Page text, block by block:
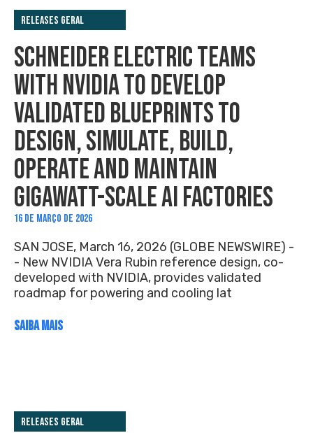
Releases Geral
SCHNEIDER ELECTRIC TEAMS
WITH NVIDIA TO DEVELOP
VALIDATED BLUEPRINTS TO
DESIGN, SIMULATE, BUILD,
OPERATE AND MAINTAIN
GIGAWATT-SCALE AI FACTORIES
16 DE MARÇO DE 2026
SAN JOSE, March 16, 2026 (GLOBE NEWSWIRE) -
- New NVIDIA Vera Rubin reference design, co-
developed with NVIDIA, provides validated
roadmap for powering and cooling lat
SAIBA MAIS
Releases Geral